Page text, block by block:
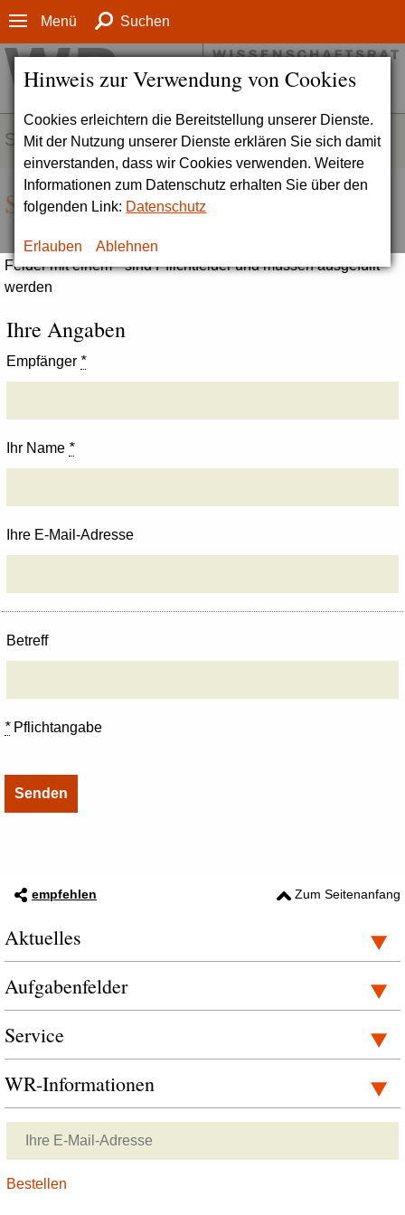
Hinweis zur Verwendung von Cookies
Cookies erleichtern die Bereitstellung unserer Dienste.
Mit der Nutzung unserer Dienste erklären Sie sich damit
einverstanden, dass wir Cookies verwenden. Weitere
Informationen zum Datenschutz erhalten Sie über den
folgenden Link: Datenschutz
Erlauben Ablehnen
Menü Suchen
SERVICE
Seite empfehlen
Felder mit einem * sind Pflichtfelder und müssen ausgefüllt
werden
Ihre Angaben
Empfänger *
Ihr Name *
Ihre E-Mail-Adresse
Betreff
*Pflichtangabe
empfehlen Zum Seitenanfang
Aktuelles
Aufgabenfelder
Service
WR-Informationen